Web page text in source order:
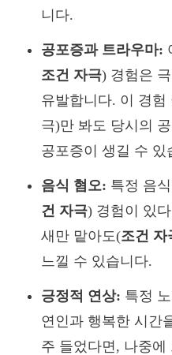
니다.
공포증과 트라우마:
조건 자극) 경험은
유발합니다. 이 경
극)만 봐도 당시의
공포증이 생길 수 있
음식 혐오: 특정 음
건 자극) 경험이 있
새만 맡아도(조건 자
느낄 수 있습니다.
긍정적 연상: 특정
연인과 행복한 시간
주 들었다면, 나중